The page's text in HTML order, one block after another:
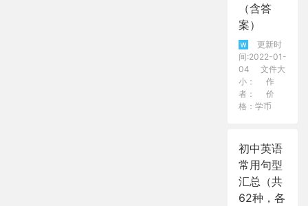
（含答
案）
更新时
间:2022-01-
04
文件大
小：
作
者：
价
格：学币
初中英语
常用句型
汇总（共
62种，各